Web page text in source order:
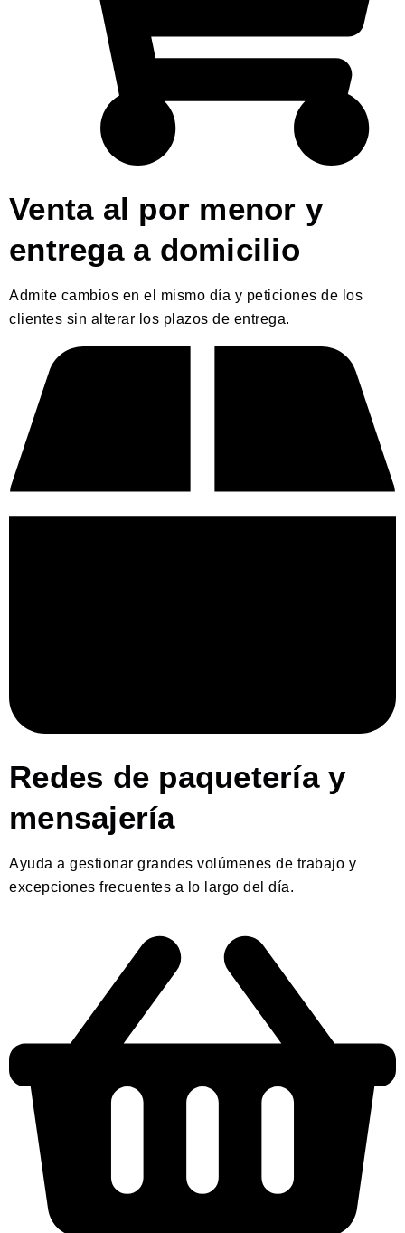
Venta al por menor y
entrega a domicilio
Admite cambios en el mismo día y peticiones de los
clientes sin alterar los plazos de entrega.
Redes de paquetería y
mensajería
Ayuda a gestionar grandes volúmenes de trabajo y
excepciones frecuentes a lo largo del día.